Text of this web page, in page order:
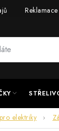
Reklamace
elektriky